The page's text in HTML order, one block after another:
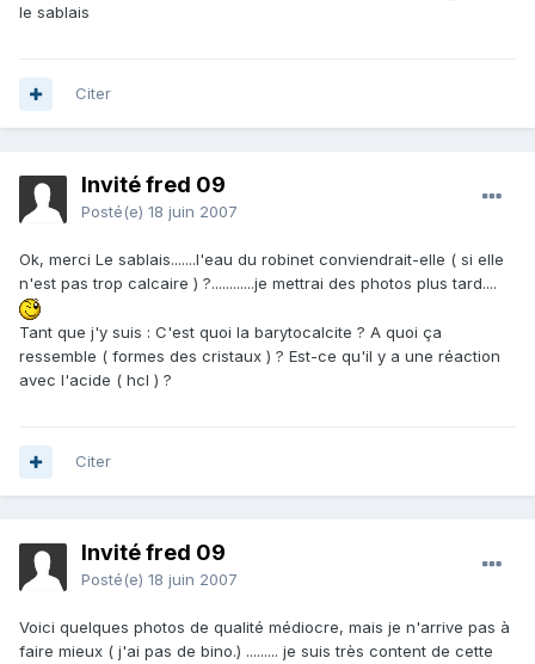
le sablais
Citer
Invité fred 09
Posté(e) 18 juin 2007
Ok, merci Le sablais.......l'eau du robinet conviendrait-elle ( si elle
n'est pas trop calcaire ) ?............je mettrai des photos plus tard....
Tant que j'y suis : C'est quoi la barytocalcite ? A quoi ça
ressemble ( formes des cristaux ) ? Est-ce qu'il y a une réaction
avec l'acide ( hcl ) ?
Citer
Invité fred 09
Posté(e) 18 juin 2007
Voici quelques photos de qualité médiocre, mais je n'arrive pas à
faire mieux ( j'ai pas de bino.) ......... je suis très content de cette